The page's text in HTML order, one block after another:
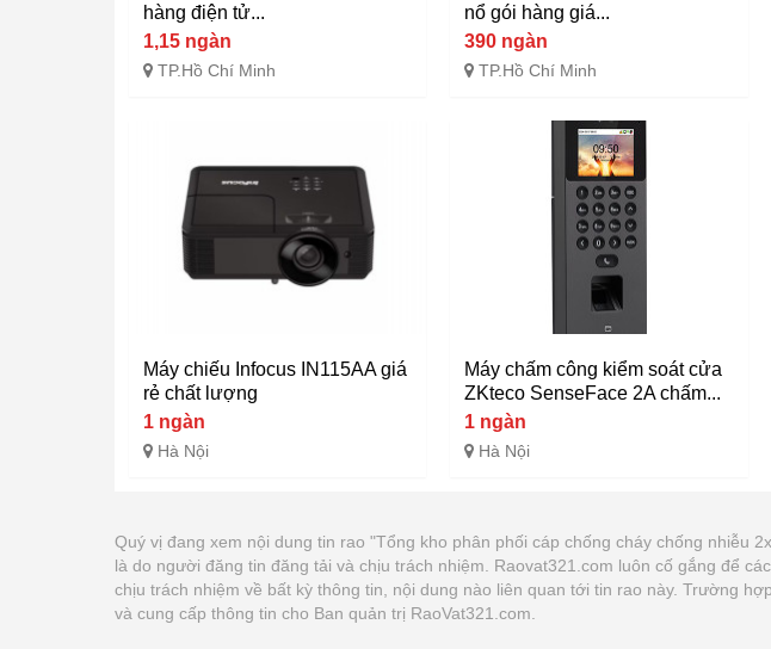
hàng điện tử...
1,15 ngàn
TP.Hồ Chí Minh
nổ gói hàng giá...
390 ngàn
TP.Hồ Chí Minh
Máy chiếu Infocus IN115AA giá
rẻ chất lượng
1 ngàn
Hà Nội
Máy chấm công kiểm soát cửa
ZKteco SenseFace 2A chấm...
1 ngàn
Hà Nội
Quý vị đang xem nội dung tin rao "Tổng kho phân phối cáp chống cháy chống nhiễu
là do người đăng tin đăng tải và chịu trách nhiệm. Raovat321.com luôn cố gắng để
chịu trách nhiệm về bất kỳ thông tin, nội dung nào liên quan tới tin rao này. Trường
và cung cấp thông tin cho Ban quản trị RaoVat321.com.